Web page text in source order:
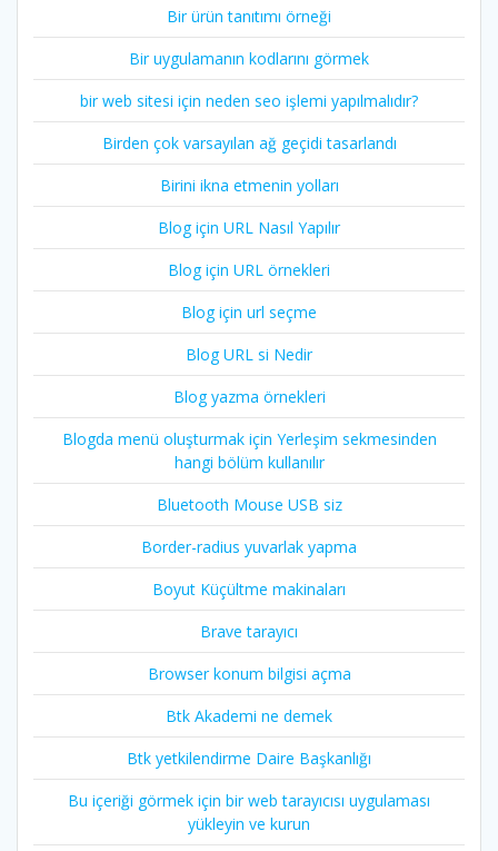
Bir ürün tanıtımı örneği
Bir uygulamanın kodlarını görmek
bir web sitesi için neden seo işlemi yapılmalıdır?
Birden çok varsayılan ağ geçidi tasarlandı
Birini ikna etmenin yolları
Blog için URL Nasıl Yapılır
Blog için URL örnekleri
Blog için url seçme
Blog URL si Nedir
Blog yazma örnekleri
Blogda menü oluşturmak için Yerleşim sekmesinden
hangi bölüm kullanılır
Bluetooth Mouse USB siz
Border-radius yuvarlak yapma
Boyut Küçültme makinaları
Brave tarayıcı
Browser konum bilgisi açma
Btk Akademi ne demek
Btk yetkilendirme Daire Başkanlığı
Bu içeriği görmek için bir web tarayıcısı uygulaması
yükleyin ve kurun